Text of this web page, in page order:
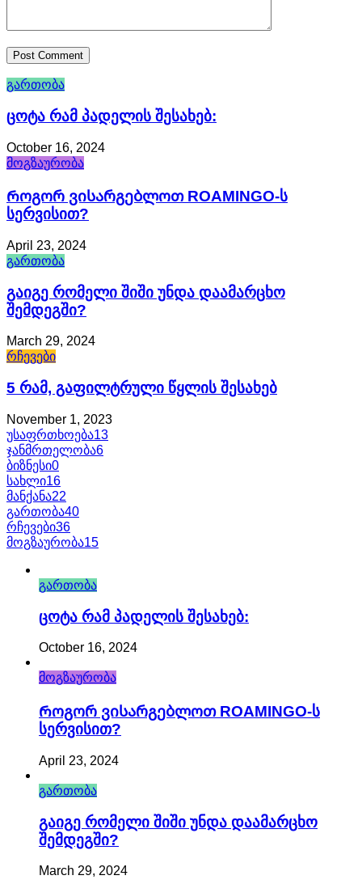
გართობა
Ცოტა Რამ Პადელის Შესახებ:
October 16, 2024
მოგზაურობა
Როგორ Ვისარგებლოთ ROAMINGO-Ს
Სერვისით?
April 23, 2024
გართობა
Გაიგე Რომელი Შიში Უნდა Დაამარცხო
Შემდეგში?
March 29, 2024
რჩევები
5 Რამ, Გაფილტრული Წყლის Შესახებ
November 1, 2023
უსაფრთხოება13
ჯანმრთელობა6
ბიზნესი0
სახლი16
მანქანა22
გართობა40
რჩევები36
მოგზაურობა15
გართობა
Ცოტა Რამ Პადელის Შესახებ:
October 16, 2024
მოგზაურობა
Როგორ Ვისარგებლოთ ROAMINGO-Ს
Სერვისით?
April 23, 2024
გართობა
Გაიგე Რომელი Შიში Უნდა Დაამარცხო
Შემდეგში?
March 29, 2024